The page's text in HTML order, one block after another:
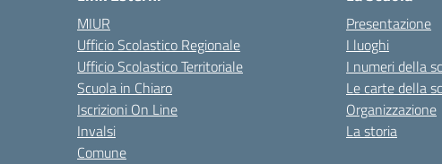
MIUR
Ufficio Scolastico Regionale
Ufficio Scolastico Territoriale
Scuola in Chiaro
Iscrizioni On Line
Invalsi
Comune
Presentazione
I luoghi
I numeri della
Le carte della
Organizzazione
La storia